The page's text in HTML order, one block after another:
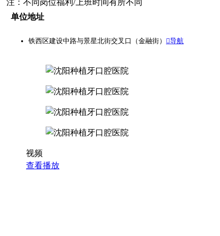
注：不同岗位福利/上班时间有所不同
单位地址
铁西区建设中路与景星北街交叉口（金融街） 导航
视频
查看播放